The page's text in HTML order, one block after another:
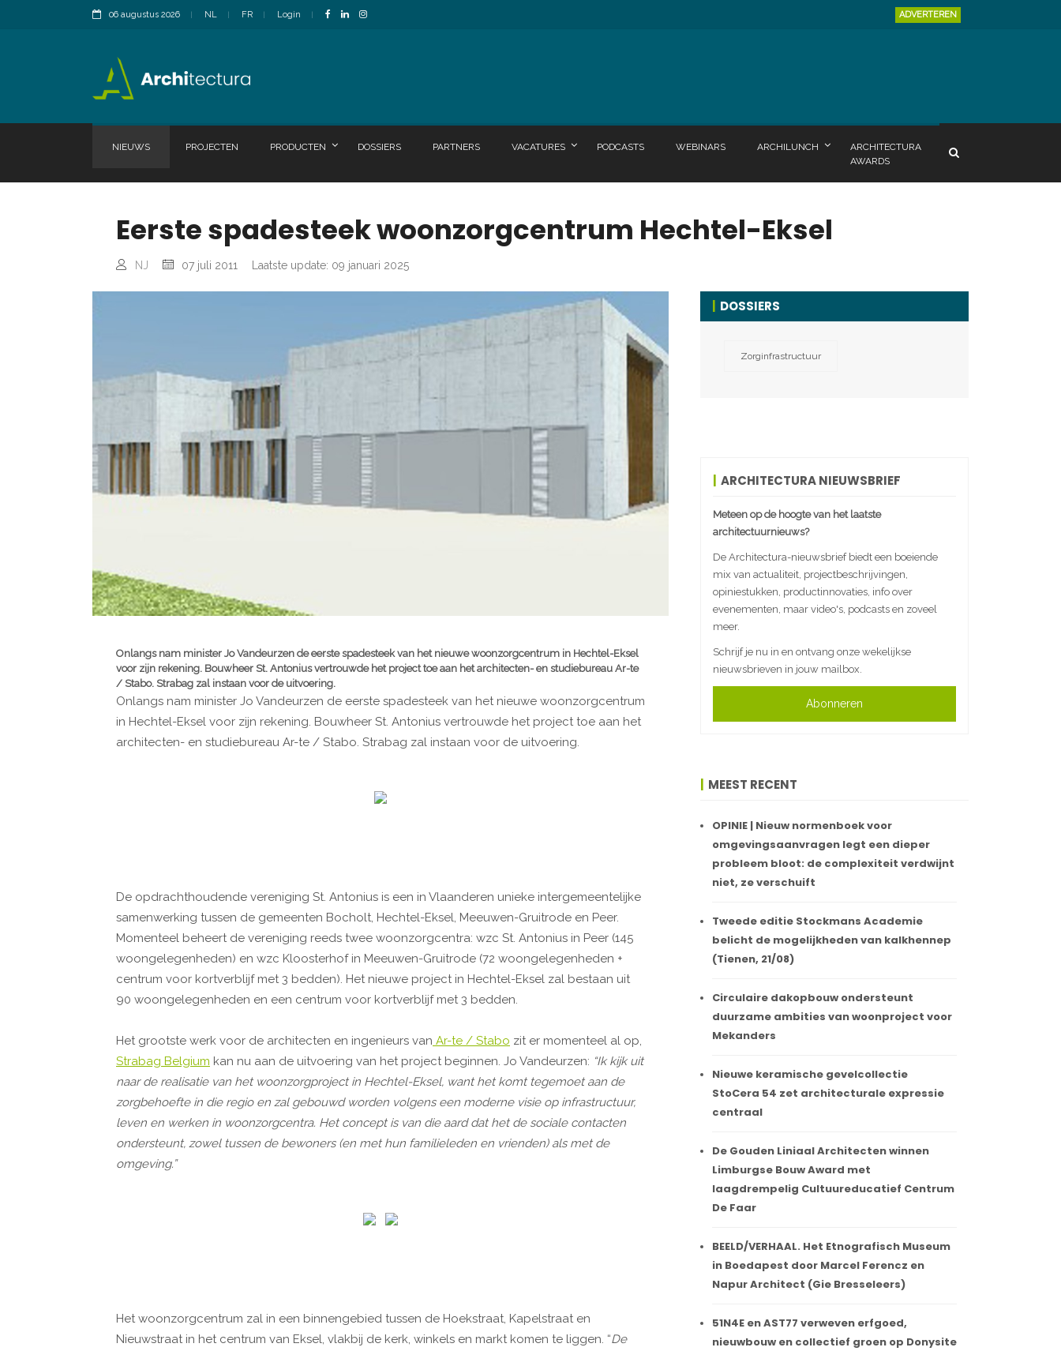
06 augustus 2026 NL FR Login ADVERTEREN
NIEUWS PROJECTEN PRODUCTEN DOSSIERS PARTNERS VACATURES PODCASTS WEBINARS ARCHILUNCH
ARCHITECTURA
AWARDS
Eerste spadesteek woonzorgcentrum Hechtel-Eksel
NJ 07 juli 2011 Laatste update: 09 januari 2025
Onlangs nam minister Jo Vandeurzen de eerste spadesteek van het nieuwe woonzorgcentrum in Hechtel-Eksel
voor zijn rekening. Bouwheer St. Antonius vertrouwde het project toe aan het architecten- en studiebureau Ar-te
/ Stabo. Strabag zal instaan voor de uitvoering.
Onlangs nam minister Jo Vandeurzen de eerste spadesteek van het nieuwe woonzorgcentrum
in Hechtel-Eksel voor zijn rekening. Bouwheer St. Antonius vertrouwde het project toe aan het
architecten- en studiebureau Ar-te / Stabo. Strabag zal instaan voor de uitvoering.
De opdrachthoudende vereniging St. Antonius is een in Vlaanderen unieke intergemeentelijke
samenwerking tussen de gemeenten Bocholt, Hechtel-Eksel, Meeuwen-Gruitrode en Peer.
Momenteel beheert de vereniging reeds twee woonzorgcentra: wzc St. Antonius in Peer (145
woongelegenheden) en wzc Kloosterhof in Meeuwen-Gruitrode (72 woongelegenheden +
centrum voor kortverblijf met 3 bedden). Het nieuwe project in Hechtel-Eksel zal bestaan uit
90 woongelegenheden en een centrum voor kortverblijf met 3 bedden.
Het grootste werk voor de architecten en ingenieurs van Ar-te / Stabo zit er momenteel al op,
Strabag Belgium kan nu aan de uitvoering van het project beginnen. Jo Vandeurzen: “Ik kijk uit
naar de realisatie van het woonzorgproject in Hechtel-Eksel, want het komt tegemoet aan de
zorgbehoefte in die regio en zal gebouwd worden volgens een moderne visie op infrastructuur,
leven en werken in woonzorgcentra. Het concept is van die aard dat het de sociale contacten
ondersteunt, zowel tussen de bewoners (en met hun familieleden en vrienden) als met de
omgeving.”
Het woonzorgcentrum zal in een binnengebied tussen de Hoekstraat, Kapelstraat en
Nieuwstraat in het centrum van Eksel, vlakbij de kerk, winkels en markt komen te liggen. “De
DOSSIERS
Zorginfrastructuur
ARCHITECTURA NIEUWSBRIEF
Meteen op de hoogte van het laatste
architectuurnieuws?
De Architectura-nieuwsbrief biedt een boeiende
mix van actualiteit, projectbeschrijvingen,
opiniestukken, productinnovaties, info over
evenementen, maar video's, podcasts en zoveel
meer.
Schrijf je nu in en ontvang onze wekelijkse
nieuwsbrieven in jouw mailbox.
Abonneren
MEEST RECENT
OPINIE | Nieuw normenboek voor
omgevingsaanvragen legt een dieper
probleem bloot: de complexiteit verdwijnt
niet, ze verschuift
Tweede editie Stockmans Academie
belicht de mogelijkheden van kalkhennep
(Tienen, 21/08)
Circulaire dakopbouw ondersteunt
duurzame ambities van woonproject voor
Mekanders
Nieuwe keramische gevelcollectie
StoCera 54 zet architecturale expressie
centraal
De Gouden Liniaal Architecten winnen
Limburgse Bouw Award met
laagdrempelig Cultuureducatief Centrum
De Faar
BEELD/VERHAAL. Het Etnografisch Museum
in Boedapest door Marcel Ferencz en
Napur Architect (Gie Bresseleers)
51N4E en AST77 verweven erfgoed,
nieuwbouw en collectief groen op Donysite